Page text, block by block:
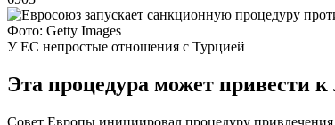
Фото: Getty Images
У ЕС непростые отношения с Турцией
Эта процедура может привести
Совет Европы инициировал процедуру привлечения